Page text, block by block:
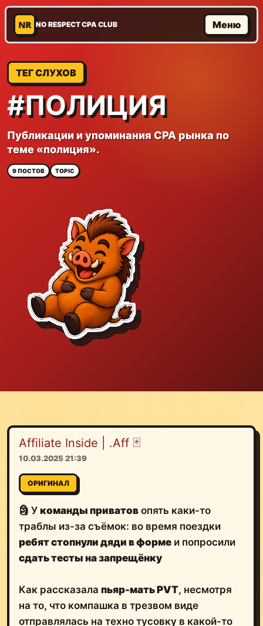
NR NO RESPECT CPA CLUB Меню
ТЕГ СЛУХОВ
#ПОЛИЦИЯ
Публикации и упоминания CPA рынка по
теме «полиция».
9 ПОСТОВ TOPIC
Affiliate Inside | .Aff 🃏
10.03.2025 21:39
ОРИГИНАЛ
🗿 У команды приватов опять каки-то
траблы из-за съёмок: во время поездки
ребят стопнули дяди в форме и попросили
сдать тесты на запрещёнку
Как рассказала пьяр-мать PVT, несмотря
на то, что компашка в трезвом виде
отправлялась на техно тусовку в какой-то